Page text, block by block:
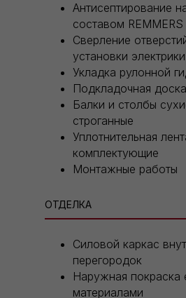
Антисептирование
составом REMMERS
Сверление
установки электрики
Укладка рулонной
Подкладочная
Балки и столбы
строганные
Уплотнительная
комплектующие
Монтажные работы
ОТДЕЛКА
Силовой каркас
перегородок
Наружная покраска
материалами